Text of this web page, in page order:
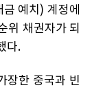
예치) 계정에
위 채권자가 되
다.
장한 중국과 빈